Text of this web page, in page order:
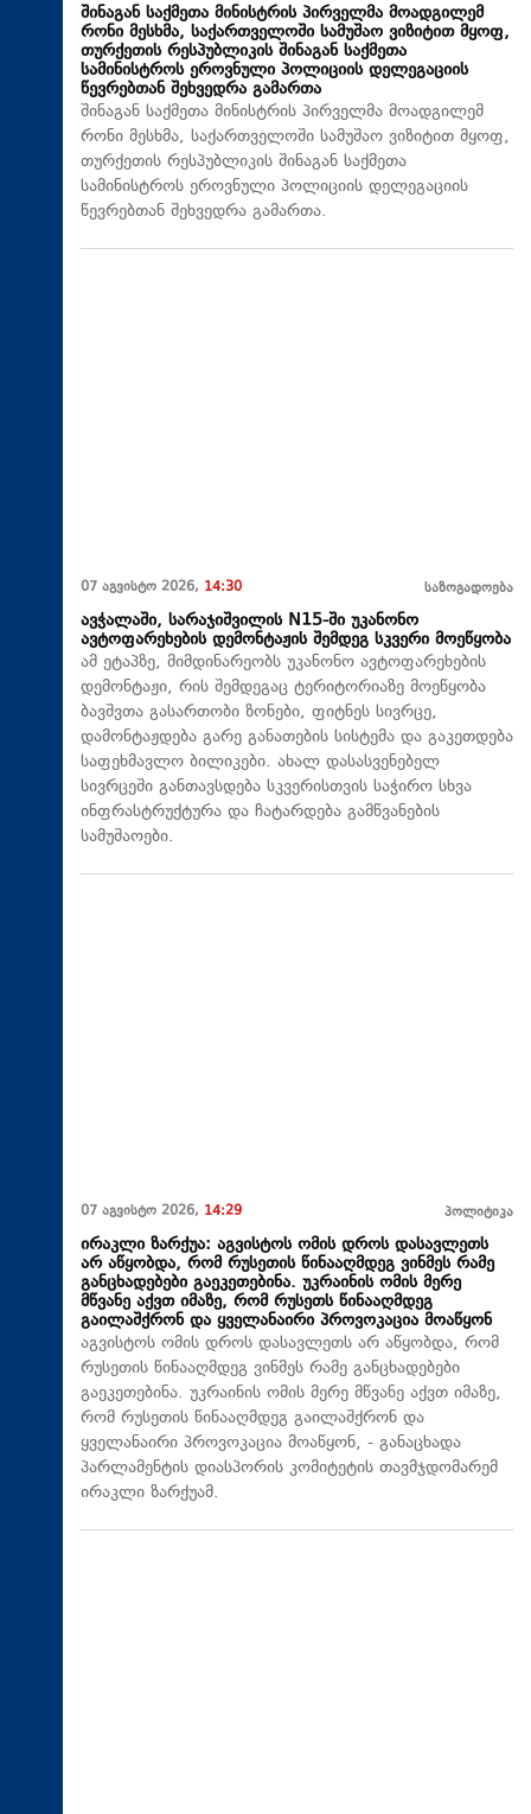
შინაგან საქმეთა მინისტრის პირველმა მოადგილემ
რონი მესხმა, საქართველოში სამუშაო ვიზიტით მყოფ,
თურქეთის რესპუბლიკის შინაგან საქმეთა
სამინისტროს ეროვნული პოლიციის დელეგაციის
წევრებთან შეხვედრა გამართა
შინაგან საქმეთა მინისტრის პირველმა მოადგილემ
რონი მესხმა, საქართველოში სამუშაო ვიზიტით მყოფ,
თურქეთის რესპუბლიკის შინაგან საქმეთა
სამინისტროს ეროვნული პოლიციის დელეგაციის
წევრებთან შეხვედრა გამართა.
07 აგვისტო 2026, 14:30 საზოგადოება
ავჭალაში, სარაჯიშვილის N15-ში უკანონო
ავტოფარეხების დემონტაჟის შემდეგ სკვერი მოეწყობა
ამ ეტაპზე, მიმდინარეობს უკანონო ავტოფარეხების
დემონტაჟი, რის შემდეგაც ტერიტორიაზე მოეწყობა
ბავშვთა გასართობი ზონები, ფიტნეს სივრცე,
დამონტაჟდება გარე განათების სისტემა და გაკეთდება
საფეხმავლო ბილიკები. ახალ დასასვენებელ
სივრცეში განთავსდება სკვერისთვის საჭირო სხვა
ინფრასტრუქტურა და ჩატარდება გამწვანების
სამუშაოები.
07 აგვისტო 2026, 14:29 პოლიტიკა
ირაკლი ზარქუა: აგვისტოს ომის დროს დასავლეთს
არ აწყობდა, რომ რუსეთის წინააღმდეგ ვინმეს რამე
განცხადებები გაეკეთებინა. უკრაინის ომის მერე
მწვანე აქვთ იმაზე, რომ რუსეთს წინააღმდეგ
გაილაშქრონ და ყველანაირი პროვოკაცია მოაწყონ
აგვისტოს ომის დროს დასავლეთს არ აწყობდა, რომ
რუსეთის წინააღმდეგ ვინმეს რამე განცხადებები
გაეკეთებინა. უკრაინის ომის მერე მწვანე აქვთ იმაზე,
რომ რუსეთის წინააღმდეგ გაილაშქრონ და
ყველანაირი პროვოკაცია მოაწყონ, - განაცხადა
პარლამენტის დიასპორის კომიტეტის თავმჯდომარემ
ირაკლი ზარქუამ.